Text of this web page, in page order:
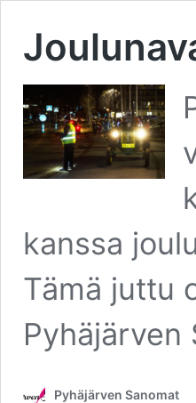
kanssa
Tämä juttu
Pyhäjärven
Pyhäjärven Sanomat